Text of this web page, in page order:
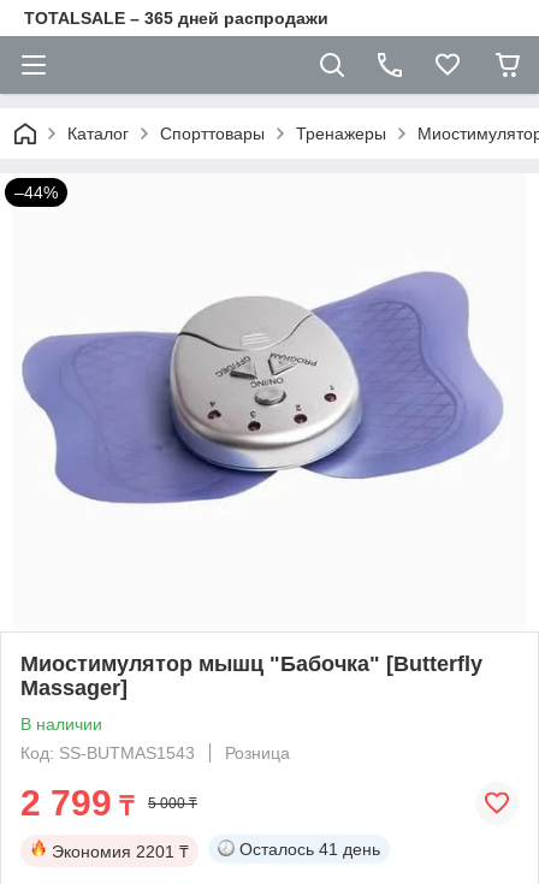
TOTALSALE – 365 дней распродажи
Каталог Спорттовары Тренажеры
–44%
Миостимулятор мышц "Бабочка" [Butterfly
Massager]
В наличии
Код: SS-BUTMAS1543
Розница
2 799 ₸ 5 000 ₸
Экономия 2201 ₸ Осталось 41 день